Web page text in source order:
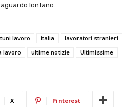
lontano.
lavoro italia
lavoratori stranieri
lavoro ultime notizie Ultimissime
X Pinterest